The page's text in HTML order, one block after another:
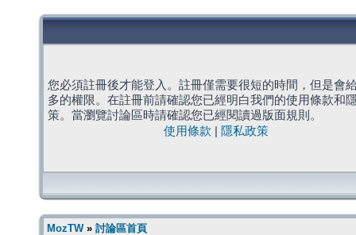
您必須註冊後才能登入。註冊僅需要很短的時間，但是會
多的權限。在註冊前請確認您已經明白我們的使用條款和
策。當瀏覽討論區時請確認您已經閱讀過版面規則。
使用條款
隱私政策
MozTW» 討論區首頁